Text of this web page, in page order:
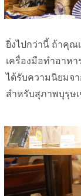
ยิ่งไปกว่านี้ ถ้าคุ
เครื่องมือทำอาห
ได้รับความนิยมจ
สำหรับสุภาพบุรุษ